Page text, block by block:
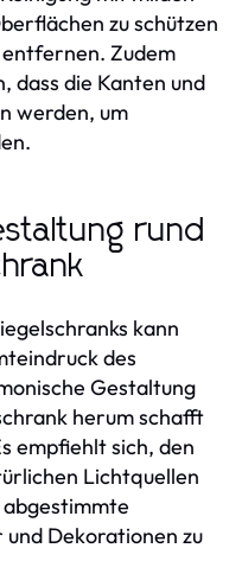
zu schützen
entfernen. Zudem
dass die Kanten und
werden, um
rund
kann
des
Gestaltung
herum schafft
empfiehlt sich, den
Lichtquellen
Dekorationen zu